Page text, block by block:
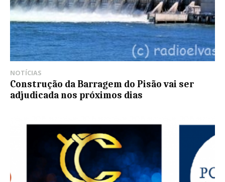
NOTÍCIAS
Construção da Barragem do Pisão vai ser
adjudicada nos próximos dias